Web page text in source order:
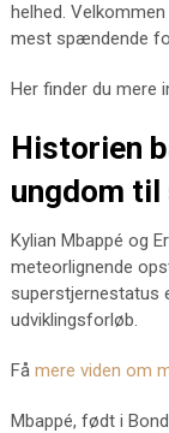
helhed.
mest spændende
Her finder du mere
Historien
ungdom
Kylian Mbappé og
meteorlignende
superstjernestatus
udviklingsforløb.
Få mere viden om
Mbappé, født i